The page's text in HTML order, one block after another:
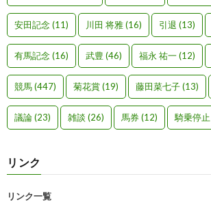
安田記念(11) 川田 将雅(16) 引退 (13)
有馬記念(16) 武豊 (46) 福永 祐一(12)
競馬(447) 菊花賞(19) 藤田菜七子(13)
議論(23) 雑談 (26) 馬券(12) 騎乗停止
リンク
リンク一覧